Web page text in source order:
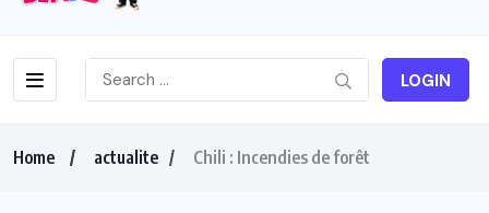
LOGIN
Home actualite Chili : Incendies de forêt